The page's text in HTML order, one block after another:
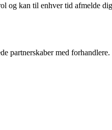
og kan til enhver tid afmelde
med